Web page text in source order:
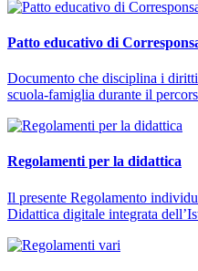
Patto educativo di
Documento che disciplina i
scuola-famiglia durante il
Regolamenti per la didattica
Il presente Regolamento
Didattica digitale integrata